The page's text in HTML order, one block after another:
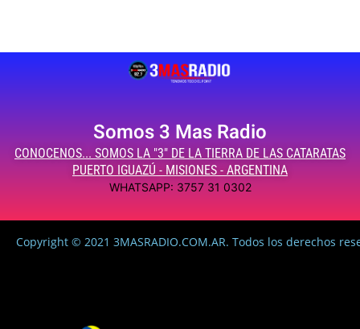
Somos 3 Mas Radio
CONOCENOS... SOMOS LA "3" DE LA TIERRA DE LAS CATARATAS
PUERTO IGUAZÚ - MISIONES - ARGENTINA
WHATSAPP: 3757 31 0302
Copyright © 2021 3MASRADIO.COM.AR. Todos los derechos